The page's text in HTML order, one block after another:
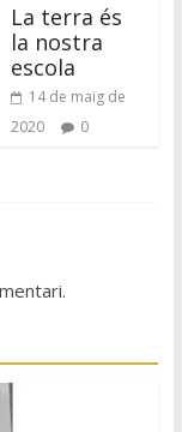
La terra és
la nostra
escola
14 de maig de
2020
0